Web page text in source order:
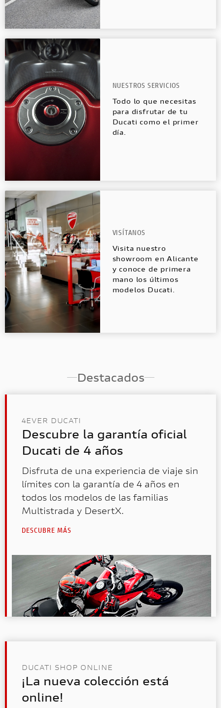
NUESTROS SERVICIOS
Todo lo que necesitas
para disfrutar de tu
Ducati como el primer
día.
VISÍTANOS
Visita nuestro
showroom en Alicante
y conoce de primera
mano los últimos
modelos Ducati.
Destacados
4EVER DUCATI
Descubre la garantía oficial
Ducati de 4 años
Disfruta de una experiencia de viaje sin
límites con la garantía de 4 años en
todos los modelos de las familias
Multistrada y DesertX.
DESCUBRE MÁS
DUCATI SHOP ONLINE
¡La nueva colección está
online!